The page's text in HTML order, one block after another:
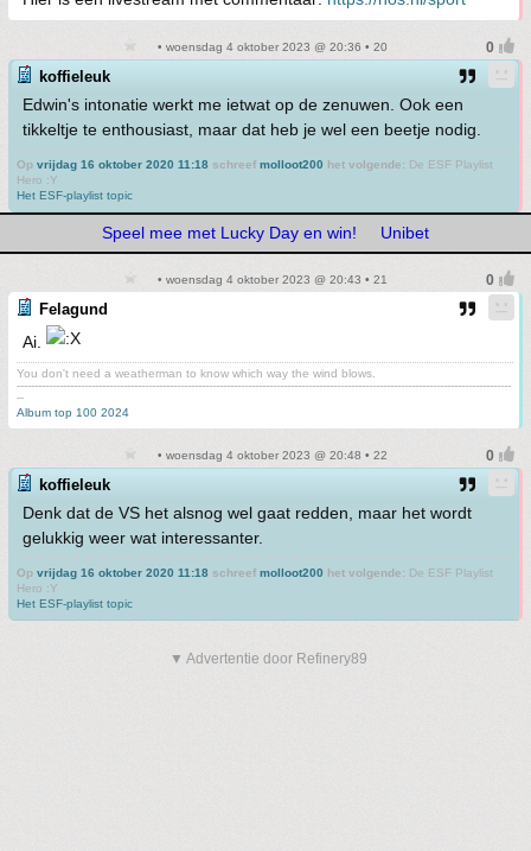
• woensdag 4 oktober 2023 @ 20:36 • 20
koffieleuk
Edwin's intonatie werkt me ietwat op de zenuwen. Ook een
tikkeltje te enthousiast, maar dat heb je wel een beetje nodig.
Op vrijdag 16 oktober 2020 11:18 schreef molloot200 het volgende: De ESF Playlist
Hero :Y
Het ESF-playlist topic
Speel mee met Lucky Day en win! Unibet
• woensdag 4 oktober 2023 @ 20:43 • 21
Felagund
Ai.
You don't need a weatherman to know which way the wind blows.
-------------------------------------------------------------------------------------------------------------------------------------------
--
Album top 100 2024
• woensdag 4 oktober 2023 @ 20:48 • 22
koffieleuk
Denk dat de VS het alsnog wel gaat redden, maar het wordt
gelukkig weer wat interessanter.
Op vrijdag 16 oktober 2020 11:18 schreef molloot200 het volgende: De ESF Playlist
Hero :Y
Het ESF-playlist topic
▼ Advertentie door Refinery89